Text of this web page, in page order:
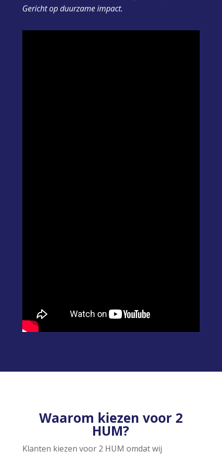
Gericht op duurzame impact.
Waarom kiezen voor 2
HUM?
Klanten kiezen voor 2 HUM omdat wij